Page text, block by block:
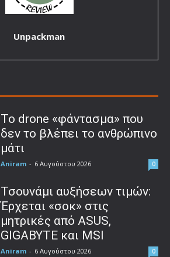
Unpackman
Το drone «φάντασμα» που
δεν το βλέπει το ανθρώπινο
μάτι
Aniram - 6 Αυγούστου 2026 0
Τσουνάμι αυξήσεων τιμών:
Έρχεται «σοκ» στις
μητρικές από ASUS,
GIGABYTE και MSI
Aniram - 6 Αυγούστου 2026 0